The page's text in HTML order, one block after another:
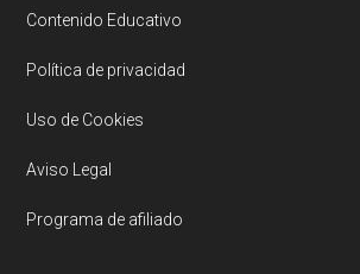
Contenido Educativo
Política de privacidad
Uso de Cookies
Aviso Legal
Programa de afiliado